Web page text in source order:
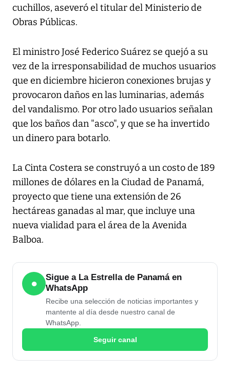
cuchillos, aseveró el titular del Ministerio de
Obras Públicas.
El ministro José Federico Suárez se quejó a su
vez de la irresponsabilidad de muchos usuarios
que en diciembre hicieron conexiones brujas y
provocaron daños en las luminarias, además
del vandalismo. Por otro lado usuarios señalan
que los baños dan "asco", y que se ha invertido
un dinero para botarlo.
La Cinta Costera se construyó a un costo de 189
millones de dólares en la Ciudad de Panamá,
proyecto que tiene una extensión de 26
hectáreas ganadas al mar, que incluye una
nueva vialidad para el área de la Avenida
Balboa.
●
Sigue a La Estrella de Panamá en
WhatsApp
Recibe una selección de noticias importantes y
mantente al día desde nuestro canal de
WhatsApp.
Seguir canal